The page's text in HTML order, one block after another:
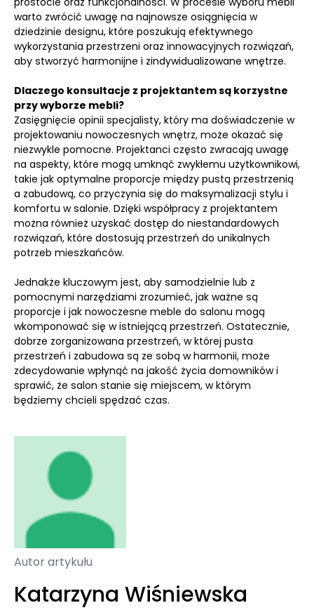
warto zwrócić uwagę na najnowsze osiągnięcia w
dziedzinie designu, które poszukują efektywnego
wykorzystania przestrzeni oraz innowacyjnych rozwiązań,
aby stworzyć harmonijne i zindywidualizowane wnętrze.
Dlaczego konsultacje z projektantem są korzystne
przy wyborze mebli?
Zasięgnięcie opinii specjalisty, który ma doświadczenie w
projektowaniu nowoczesnych wnętrz, może okazać się
niezwykle pomocne. Projektanci często zwracają uwagę
na aspekty, które mogą umknąć zwykłemu użytkownikowi,
takie jak optymalne proporcje między pustą przestrzenią
a zabudową, co przyczynia się do maksymalizacji stylu i
komfortu w salonie. Dzięki współpracy z projektantem
można również uzyskać dostęp do niestandardowych
rozwiązań, które dostosują przestrzeń do unikalnych
potrzeb mieszkańców.
Jednakże kluczowym jest, aby samodzielnie lub z
pomocnymi narzędziami zrozumieć, jak ważne są
proporcje i jak nowoczesne meble do salonu mogą
wkomponować się w istniejącą przestrzeń. Ostatecznie,
dobrze zorganizowana przestrzeń, w której pusta
przestrzeń i zabudowa są ze sobą w harmonii, może
zdecydowanie wpłynąć na jakość życia domowników i
sprawić, że salon stanie się miejscem, w którym
będziemy chcieli spędzać czas.
Autor artykułu
Katarzyna Wiśniewska